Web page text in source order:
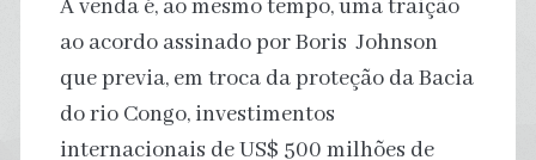
A venda é, ao mesmo tempo, uma traição
ao acordo assinado por Boris Johnson
que previa, em troca da proteção da Bacia
do rio Congo, investimentos
internacionais de US$ 500 milhões de